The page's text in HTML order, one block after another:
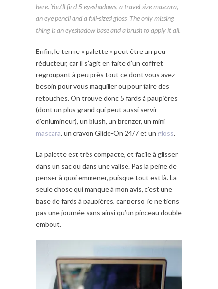
here. You’ll find 5 eyeshadows, a travel-size mascara,
an eye pencil and a full-sized gloss. The only missing
thing is an eyeshadow base and a brush to apply it all.
Enfin, le terme « palette » peut être un peu
réducteur, car il s’agit en faite d’un coffret
regroupant à peu près tout ce dont vous avez
besoin pour vous maquiller ou pour faire des
retouches. On trouve donc 5 fards à paupières
(dont un plus grand qui peut aussi servir
d’enlumineur), un blush, un bronzer, un mini
mascara, un crayon Glide-On 24/7 et un gloss.
La palette est très compacte, et facile à glisser
dans un sac ou dans une valise. Pas la peine de
penser à quoi emmener, puisque tout est là. La
seule chose qui manque à mon avis, c’est une
base de fards à paupières, car perso, je ne tiens
pas une journée sans ainsi qu’un pinceau double
embout.